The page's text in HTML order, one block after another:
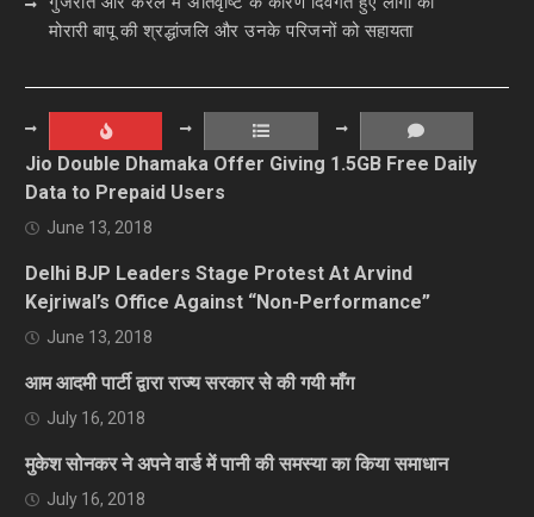
मोरारी बापू की श्रद्धांजलि और उनके परिजनों को सहायता
Jio Double Dhamaka Offer Giving 1.5GB Free Daily
Data to Prepaid Users
June 13, 2018
Delhi BJP Leaders Stage Protest At Arvind
Kejriwal’s Office Against “Non-Performance”
June 13, 2018
आम आदमी पार्टी द्वारा राज्य सरकार से की गयी माँग
July 16, 2018
मुकेश सोनकर ने अपने वार्ड में पानी की समस्या का किया समाधान
July 16, 2018